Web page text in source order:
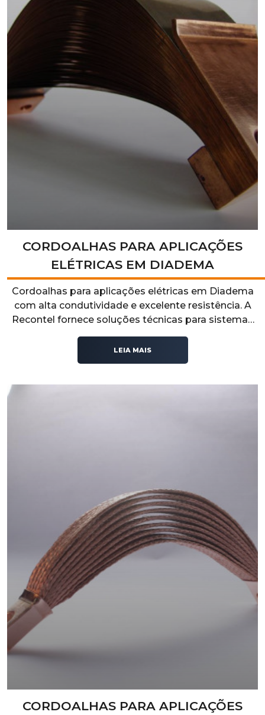
CORDOALHAS PARA APLICAÇÕES
ELÉTRICAS EM DIADEMA
Cordoalhas para aplicações elétricas em Diadema
com alta condutividade e excelente resistência. A
Recontel fornece soluções técnicas para sistemas
elétricos industriais que exigem segurança,
durabilidade e desempenho operacional.
LEIA MAIS
CORDOALHAS PARA APLICAÇÕES